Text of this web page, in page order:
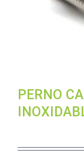
PERNO